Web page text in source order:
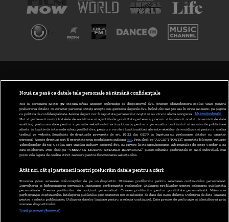
ABONARE DIGI TV
GESTIONAȚI PREFERINȚELE
CODUL DIGI24
CAMERE WEB
CONTACT/INFO
Nouă ne pasă ca datele tale personale să rămână confidențiale
Noi și partenerii noștri 30stocăm și/sau accesăm informații pe dispozitivul dvs., precum identificatorii cookie unici pentru
prelucrarea datelor cu caracter personal. Puteți accepta sau gestiona alegerile dvs. făcând clic mai jos sau în orice moment, pe pagina
cu politica de confidențialitate. Aceste alegeri vor fi raportate partenerilor noștri și nu vă vor afecta navigarea.
Mai multe detalii
Noi si partenerii nostri (retelele de socializare si agentiile de publicitate partenere, precum si furnizorii nostri de servicii de date
analitice) prelucram date pentru a permite website-ului sa functioneze, pentru a personaliza continutul si anunturile publicitare
afisate in functie de interesele si/sau profilul dvs., pentru a va oferi functionalitati aferente retelelor de socializare si pentru a analiza
traficul pe website. Beneficiati de drepturile prevazute de art. 15-22 din GDPR in legatura cu prelucrarea datelor cu caracter
personal. Aceste drepturi pot fi exercitate prin modalitatea indicata aici. Prin click pe “ACCEPT TOATE”, acceptati folosirea tuturor
Tehnologiilor de tip Cookie, care implica inclusiv acceptul dvs. cu privire la stocarea/accesarea informatiilor de catre Vendor-ii cu
care colaboram. Prin click pe “VREAU SA MODIFIC SETARILE INDIVIDUAL” puteti schimba preferintele in mod individual, mai
putin cele legate de cookie strict necesare pentru functionarea website-ului.
Atât noi, cât și partenerii noștri prelucrăm datele pentru a oferi:
Stocarea și/sau accesarea informațiilor de pe un dispozitiv. Utilizarea profilurilor pentru selectarea conținutului personalizat.
Dezvoltarea și îmbunătățirea serviciilor. Măsurarea performanței reclamelor. Utilizarea profilurilor pentru selectarea publicității
personalizate. Crearea profilurilor de conținut personalizat. Crearea profilurilor pentru publicitate personalizată. Măsurarea
performanței conținutului. Înțelegerea publicului prin statistici sau combinații de date din surse diferite. Utilizarea de date limitate
pentru a selecta publicitatea. Utilizarea datelor limitate pentru a selecta conținutul. Date precise de geolocație și identificarea prin
scanarea dispozitivului.
Listă parteneri (furnizori)